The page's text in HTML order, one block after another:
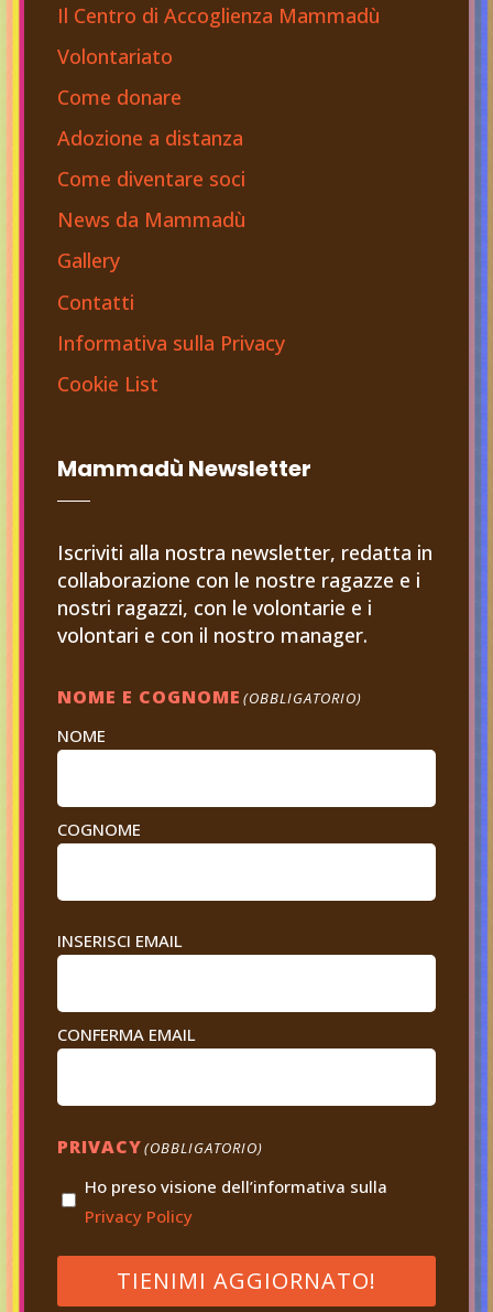
Il Centro di Accoglienza Mammadù
Volontariato
Come donare
Adozione a distanza
Come diventare soci
News da Mammadù
Gallery
Contatti
Informativa sulla Privacy
Cookie List
Mammadù Newsletter
Iscriviti alla nostra newsletter, redatta in
collaborazione con le nostre ragazze e i
nostri ragazzi, con le volontarie e i
volontari e con il nostro manager.
NOME E COGNOME (OBBLIGATORIO)
NOME
COGNOME
EMAIL(OBBLIGATORIO)
INSERISCI EMAIL
CONFERMA EMAIL
PRIVACY(OBBLIGATORIO)
Ho preso visione dell’informativa sulla
Privacy Policy
TIENIMI AGGIORNATO!